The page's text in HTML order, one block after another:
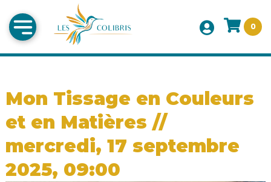
0
Mon Tissage en Couleurs
et en Matières //
mercredi, 17 septembre
2025, 09:00